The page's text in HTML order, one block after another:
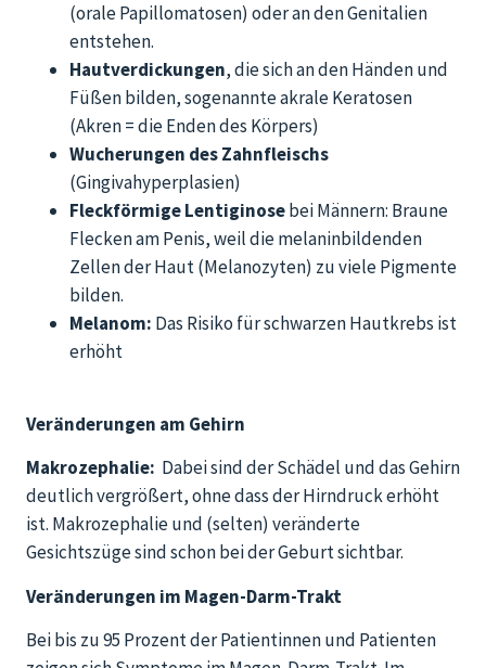
(orale Papillomatosen) oder an den Genitalien
entstehen.
Hautverdickungen, die sich an den Händen und
Füßen bilden, sogenannte akrale Keratosen
(Akren = die Enden des Körpers)
Wucherungen des Zahnfleischs
(Gingivahyperplasien)
Fleckförmige Lentiginosebei Männern: Braune
Flecken am Penis, weil die melaninbildenden
Zellen der Haut (Melanozyten) zu viele Pigmente
bilden.
Melanom: Das Risiko für schwarzen Hautkrebs ist
erhöht
Veränderungen am Gehirn
Makrozephalie: Dabei sind der Schädel und das Gehirn
deutlich vergrößert, ohne dass der Hirndruck erhöht
ist. Makrozephalie und (selten) veränderte
Gesichtszüge sind schon bei der Geburt sichtbar.
Veränderungen im Magen-Darm-Trakt
Bei bis zu 95 Prozent der Patientinnen und Patienten